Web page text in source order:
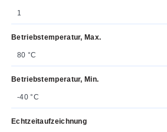
1
Betriebstemperatur, Max.
80 °C
Betriebstemperatur, Min.
-40 °C
Echtzeitaufzeichnung